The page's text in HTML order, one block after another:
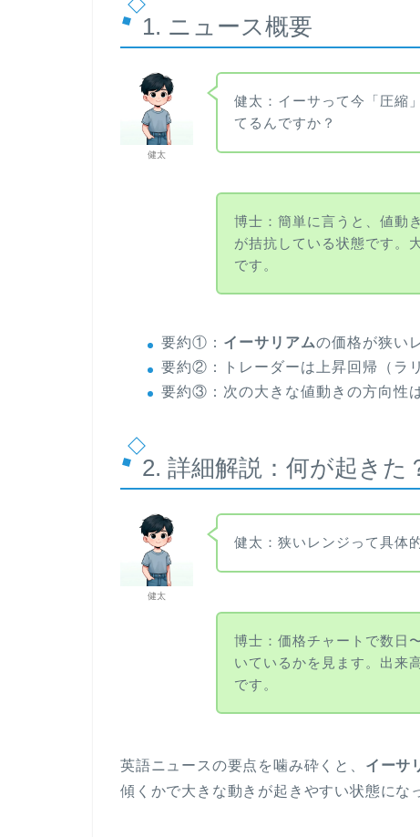
1. ニュース概要
健太
健太：イーサって今「圧縮
てるんですか？
博士：簡単に言うと、値動
が拮抗している状態です。
です。
要約①： イーサリアムの価格が狭い
要約②：トレーダーは上昇回帰（ラ
要約③：次の大きな値動きの方向性
2. 詳細解説：何が起きた
健太
健太：狭いレンジって具体
博士：価格チャートで数日
いているかを見ます。出来
です。
英語ニュースの要点を噛み砕くと、 イーサ
傾くかで大きな動きが起きやすい状態にな